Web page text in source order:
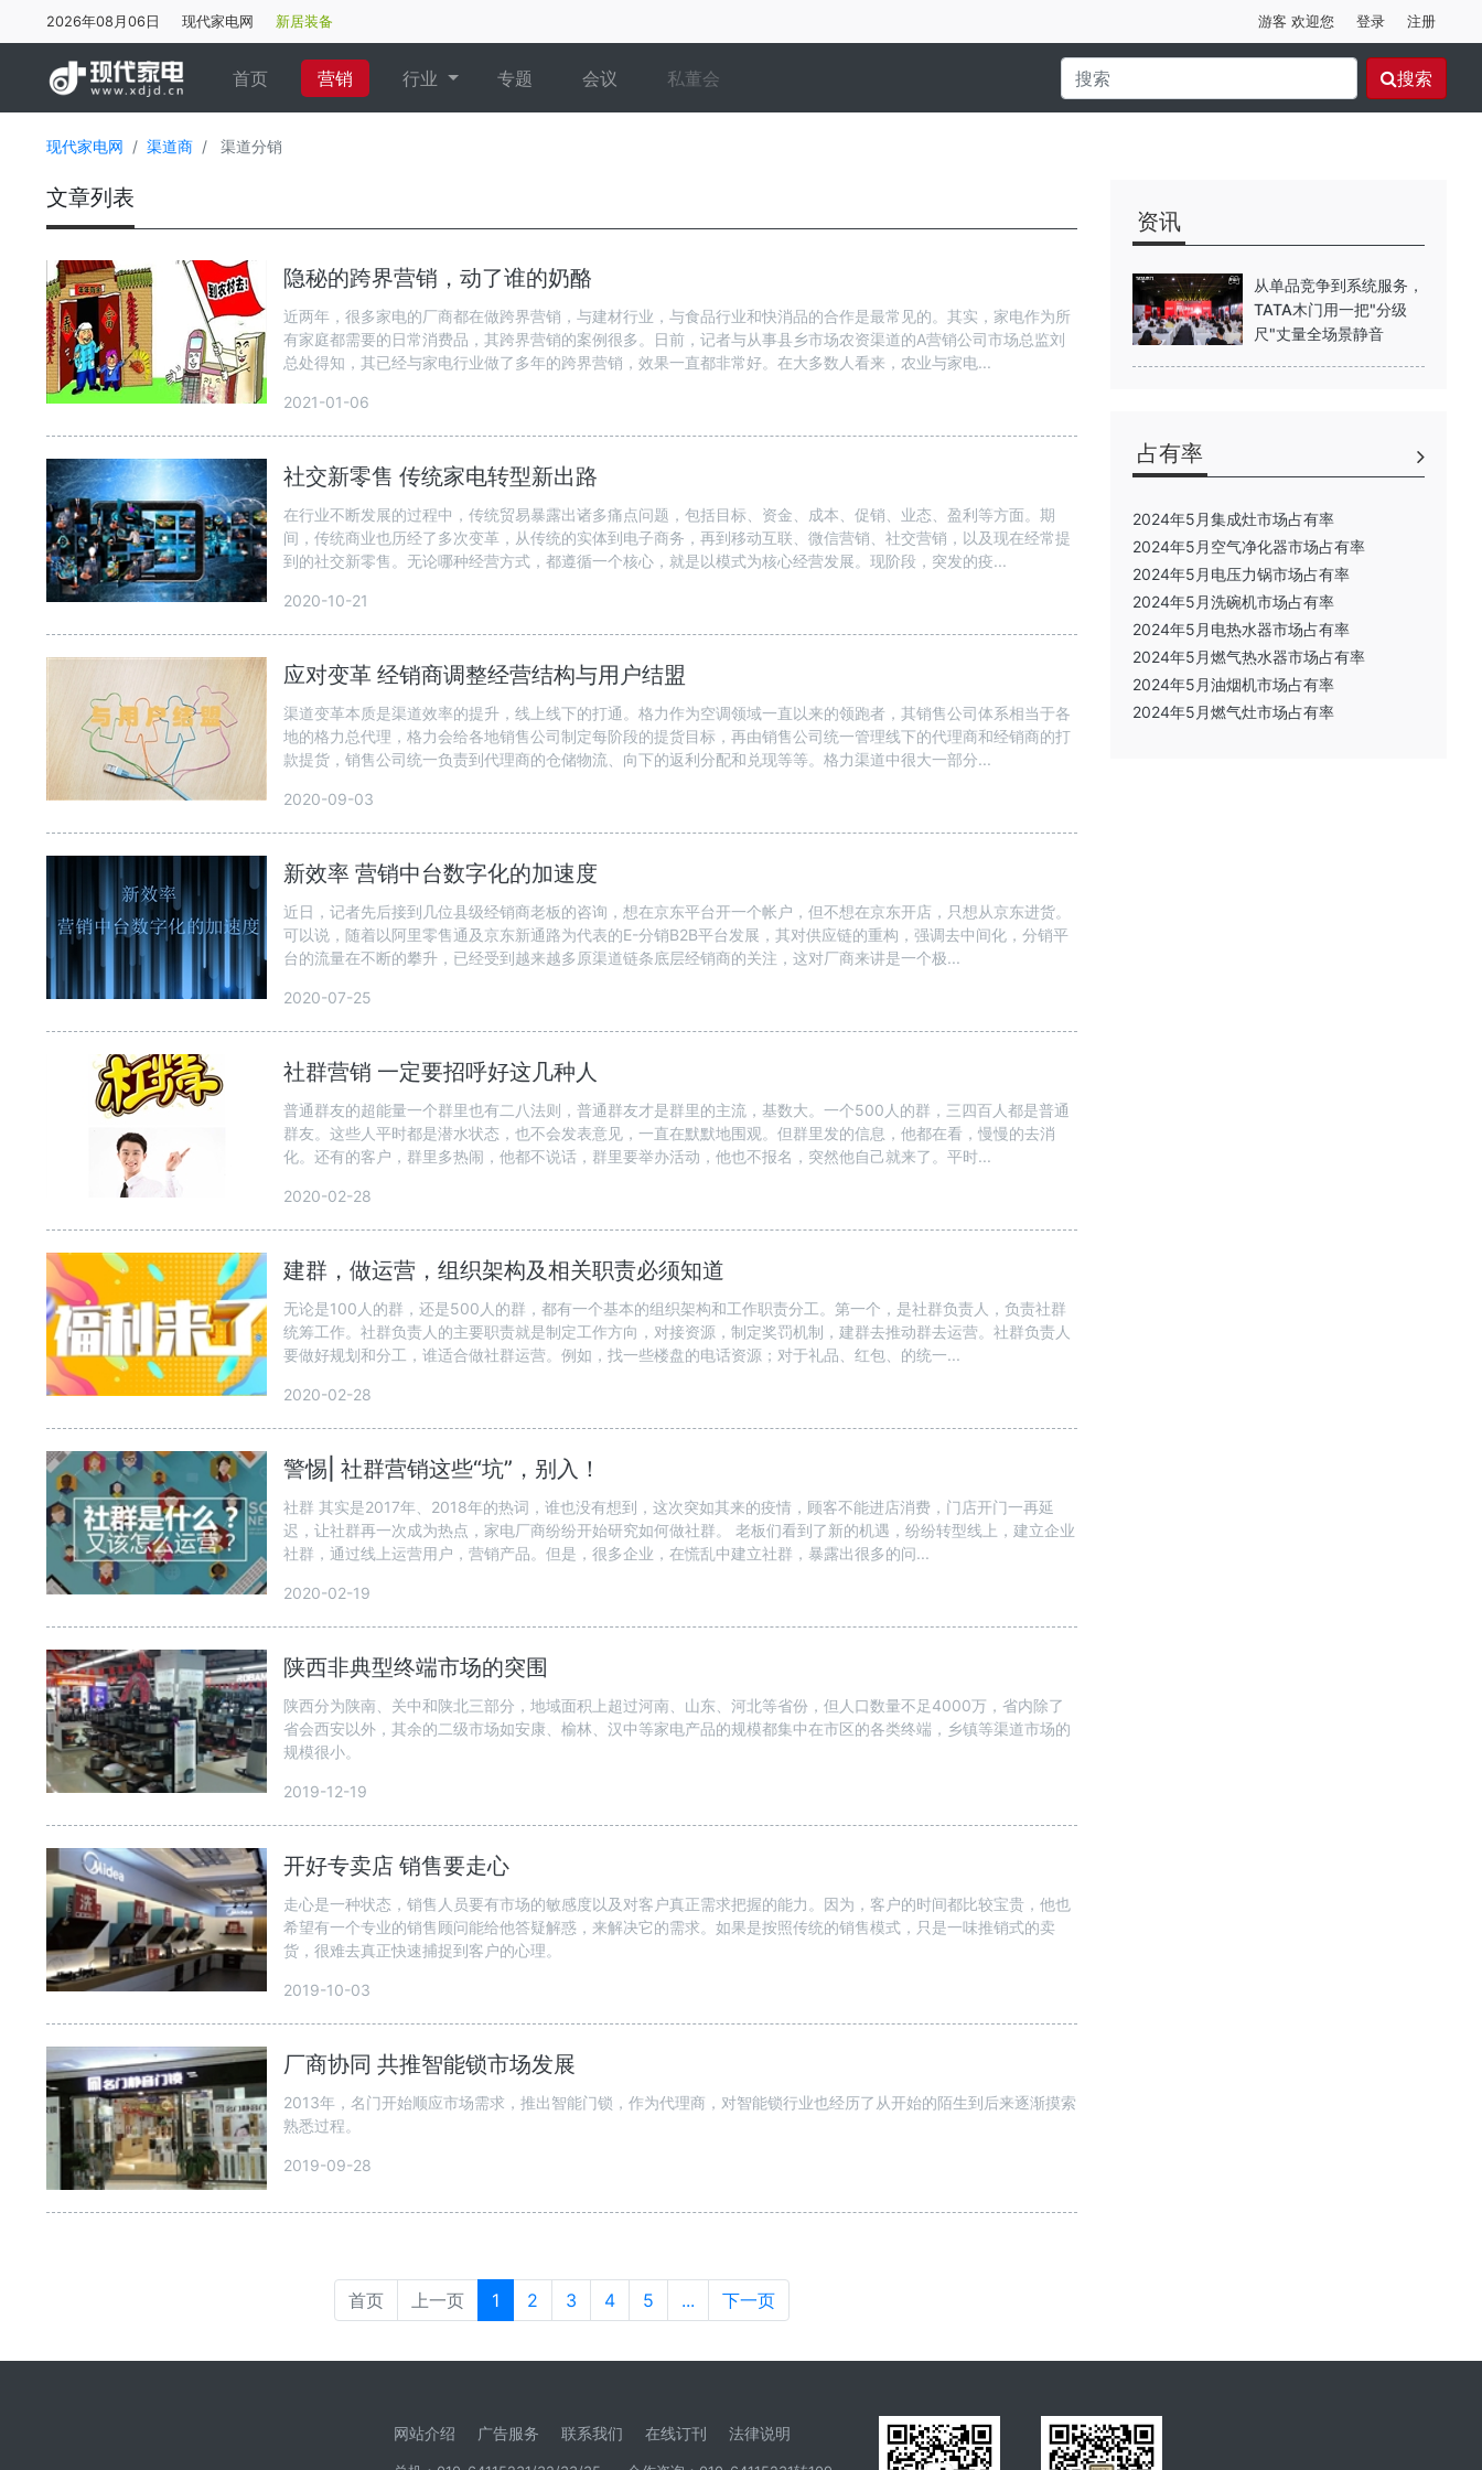
2026年08月06日 现代家电网 新居装备 游客 欢迎您 登录 注册
首页(current)
营销 行业 专题 会议 私董会 搜索
现代家电网 渠道商 渠道分销
文章列表
隐秘的跨界营销，动了谁的奶酪
近两年，很多家电的厂商都在做跨界营销，与建材行业，与食品行业和快消品的合作是最常见的。其实，家电作为所
有家庭都需要的日常消费品，其跨界营销的案例很多。日前，记者与从事县乡市场农资渠道的A营销公司市场总监刘
总处得知，其已经与家电行业做了多年的跨界营销，效果一直都非常好。在大多数人看来，农业与家电...
2021-01-06
社交新零售 传统家电转型新出路
在行业不断发展的过程中，传统贸易暴露出诸多痛点问题，包括目标、资金、成本、促销、业态、盈利等方面。期
间，传统商业也历经了多次变革，从传统的实体到电子商务，再到移动互联、微信营销、社交营销，以及现在经常提
到的社交新零售。无论哪种经营方式，都遵循一个核心，就是以模式为核心经营发展。现阶段，突发的疫...
2020-10-21
应对变革 经销商调整经营结构与用户结盟
渠道变革本质是渠道效率的提升，线上线下的打通。格力作为空调领域一直以来的领跑者，其销售公司体系相当于各
地的格力总代理，格力会给各地销售公司制定每阶段的提货目标，再由销售公司统一管理线下的代理商和经销商的打
款提货，销售公司统一负责到代理商的仓储物流、向下的返利分配和兑现等等。格力渠道中很大一部分...
2020-09-03
新效率 营销中台数字化的加速度
近日，记者先后接到几位县级经销商老板的咨询，想在京东平台开一个帐户，但不想在京东开店，只想从京东进货。
可以说，随着以阿里零售通及京东新通路为代表的E-分销B2B平台发展，其对供应链的重构，强调去中间化，分销平
台的流量在不断的攀升，已经受到越来越多原渠道链条底层经销商的关注，这对厂商来讲是一个极...
2020-07-25
社群营销 一定要招呼好这几种人
普通群友的超能量一个群里也有二八法则，普通群友才是群里的主流，基数大。一个500人的群，三四百人都是普通
群友。这些人平时都是潜水状态，也不会发表意见，一直在默默地围观。但群里发的信息，他都在看，慢慢的去消
化。还有的客户，群里多热闹，他都不说话，群里要举办活动，他也不报名，突然他自己就来了。平时...
2020-02-28
建群，做运营，组织架构及相关职责必须知道
无论是100人的群，还是500人的群，都有一个基本的组织架构和工作职责分工。第一个，是社群负责人，负责社群
统筹工作。社群负责人的主要职责就是制定工作方向，对接资源，制定奖罚机制，建群去推动群去运营。社群负责人
要做好规划和分工，谁适合做社群运营。例如，找一些楼盘的电话资源；对于礼品、红包、的统一...
2020-02-28
警惕| 社群营销这些“坑”，别入！
社群 其实是2017年、2018年的热词，谁也没有想到，这次突如其来的疫情，顾客不能进店消费，门店开门一再延
迟，让社群再一次成为热点，家电厂商纷纷开始研究如何做社群。 老板们看到了新的机遇，纷纷转型线上，建立企业
社群，通过线上运营用户，营销产品。但是，很多企业，在慌乱中建立社群，暴露出很多的问...
2020-02-19
陕西非典型终端市场的突围
陕西分为陕南、关中和陕北三部分，地域面积上超过河南、山东、河北等省份，但人口数量不足4000万，省内除了
省会西安以外，其余的二级市场如安康、榆林、汉中等家电产品的规模都集中在市区的各类终端，乡镇等渠道市场的
规模很小。
2019-12-19
开好专卖店 销售要走心
走心是一种状态，销售人员要有市场的敏感度以及对客户真正需求把握的能力。因为，客户的时间都比较宝贵，他也
希望有一个专业的销售顾问能给他答疑解惑，来解决它的需求。如果是按照传统的销售模式，只是一味推销式的卖
货，很难去真正快速捕捉到客户的心理。
2019-10-03
厂商协同 共推智能锁市场发展
2013年，名门开始顺应市场需求，推出智能门锁，作为代理商，对智能锁行业也经历了从开始的陌生到后来逐渐摸索
熟悉过程。
2019-09-28
首页 上一页 1 2 3 4 5 ... 下一页
资讯
从单品竞争到系统服务，
TATA木门用一把"分级
尺"丈量全场景静音
占有率
2024年5月集成灶市场占有率
2024年5月空气净化器市场占有率
2024年5月电压力锅市场占有率
2024年5月洗碗机市场占有率
2024年5月电热水器市场占有率
2024年5月燃气热水器市场占有率
2024年5月油烟机市场占有率
2024年5月燃气灶市场占有率
网站介绍 广告服务 联系我们 在线订刊 法律说明